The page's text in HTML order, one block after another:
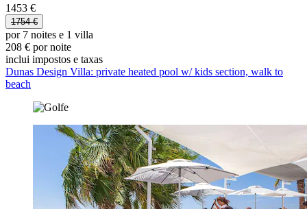
1453 €
1754 €
por 7 noites e 1 villa
208 € por noite
inclui impostos e taxas
Dunas Design Villa: private heated pool w/ kids section, walk to
beach